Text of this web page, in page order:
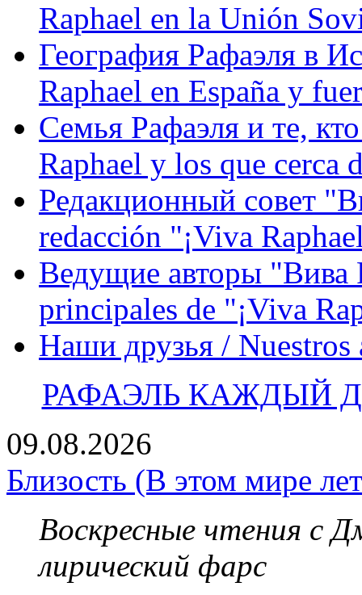
Raphael en la Unión
География Рафаэля в
Raphael en España y
Семья Рафаэля и те,
Raphael y los que cerca
Редакционный совет
redacción "¡Viva
Ведущие авторы "Вива
principales de "¡Viva
Наши друзья / Nuestros
РАФАЭЛЬ КАЖДЫЙ
09.08.2026
Близость (В этом мире
Воскресные чтения с
лирический фарс